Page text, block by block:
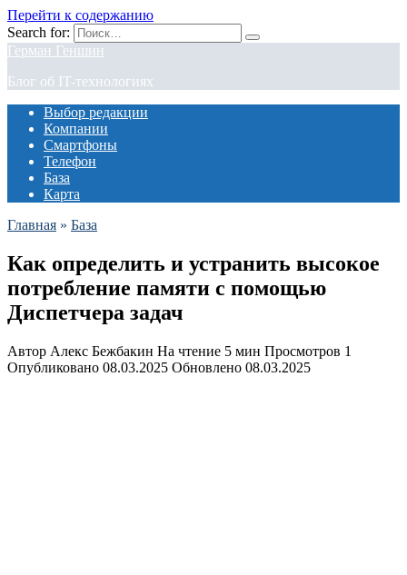
Перейти к содержанию
Search for:
Герман Геншин
Блог об IT-технологиях
Выбор редакции
Компании
Смартфоны
Телефон
База
Карта
Главная » База
Как определить и устранить высокое
потребление памяти с помощью
Диспетчера задач
Автор Алекс Бежбакин На чтение 5 мин Просмотров 1
Опубликовано 08.03.2025 Обновлено 08.03.2025